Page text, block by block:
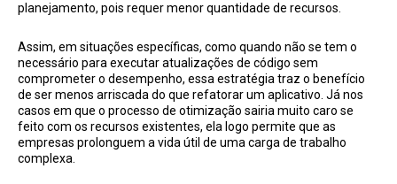
planejamento, pois requer menor quantidade de recursos.
Assim, em situações específicas, como quando não se tem o
necessário para executar atualizações de código sem
comprometer o desempenho, essa estratégia traz o benefício
de ser menos arriscada do que refatorar um aplicativo. Já nos
casos em que o processo de otimização sairia muito caro se
feito com os recursos existentes, ela logo permite que as
empresas prolonguem a vida útil de uma carga de trabalho
complexa.